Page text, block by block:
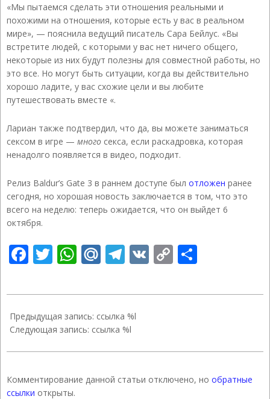
«Мы пытаемся сделать эти отношения реальными и
похожими на отношения, которые есть у вас в реальном
мире», — пояснила ведущий писатель Сара Бейлус. «Вы
встретите людей, с которыми у вас нет ничего общего,
некоторые из них будут полезны для совместной работы, но
это все. Но могут быть ситуации, когда вы действительно
хорошо ладите, у вас схожие цели и вы любите
путешествовать вместе «.
Лариан также подтвердил, что да, вы можете заниматься
сексом в игре — много секса, если раскадровка, которая
ненадолго появляется в видео, подходит.
Релиз Baldur’s Gate 3 в раннем доступе был отложен ранее
сегодня, но хорошая новость заключается в том, что это
всего на неделю: теперь ожидается, что он выйдет 6
октября.
Facebook
Twitter
WhatsApp
Mail.Ru
Telegram
VK Copy
09-
25
Предыдущая запись: ссылка %l
Следующая запись: ссылка %l
Комментирование данной статьи отключено, но обратные
ссылки открыты.